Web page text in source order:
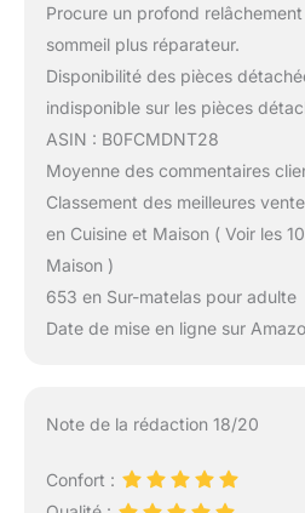
Procure un profond
sommeil plus réparateur.
Disponibilité des pièces
indisponible sur les pièces
ASIN : B0FCMDNT28
Moyenne des commentaires
Classement des meilleures
en Cuisine et Maison ( Voir les
Maison )
653 en Sur-matelas pour adulte
Date de mise en ligne sur
Note de la rédaction 18/20
Confort :